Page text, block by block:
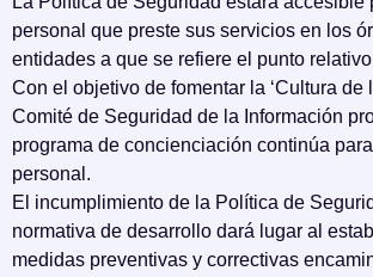
personal que preste sus servicios en los
entidades a que se refiere el punto relativo
Con el objetivo de fomentar la ‘Cultura de
Comité de Seguridad de la Información
programa de concienciación continúa
personal.
El incumplimiento de la Política de
normativa de desarrollo dará lugar al
medidas preventivas y correctivas